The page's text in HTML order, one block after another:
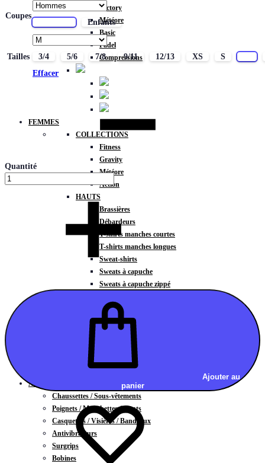
Victory
Météore
Basic
Padel
Compressions
FEMMES
COLLECTIONS
Fitness
Gravity
Météore
Action
HAUTS
Brassières
Débardeurs
T-shirts manches courtes
T-shirts manches longues
Sweat-shirts
Sweats à capuche
Sweats à capuche zippé
CARTES CADEAUX
ACCESSOIRES
Chaussettes / Sous-vêtements
Poignets / Manchettes / Gants
Casquettes / Visières / Bandeaux
Antivibrateurs
Surgrips
Bobines
Coupes
Enfants
Tailles 3/4 5/6 7/8 9/11 12/13 XS S
Effacer
Quantité
Ajouter au
panier